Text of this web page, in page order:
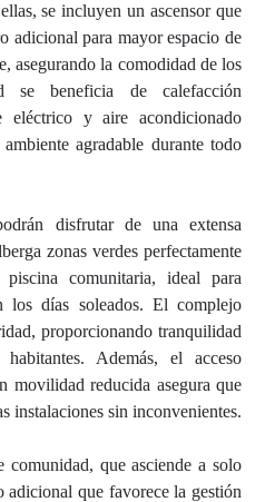
se incluyen un ascensor que
adicional para mayor espacio de
asegurando la comodidad de los
se beneficia de calefacción
eléctrico y aire acondicionado
agradable durante todo
disfrutar de una extensa
zonas verdes perfectamente
comunitaria, ideal para
los días soleados. El complejo
proporcionando tranquilidad
Además, el acceso
movilidad reducida asegura que
instalaciones sin inconvenientes.
comunidad, que asciende a solo
adicional que favorece la gestión